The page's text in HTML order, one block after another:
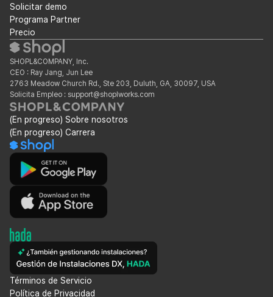
Solicitar demo
Programa Partner
Precio
SHOPL&COMPANY, Inc.
CEO : Ray Jang, Jun Lee
2763 Meadow Church Rd., Ste 203, Duluth, GA, 30097, USA
Solicita Empleo : support@shoplworks.com
(En progreso) Sobre nosotros
(En progreso) Carrera
Términos de Servicio
Política de Privacidad